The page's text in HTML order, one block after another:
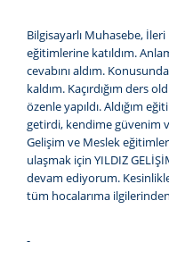
Bilgisayarlı Muhasebe, İleri
eğitimlerine katıldım.
cevabını aldım.
kaldım. Kaçırdığım ders
özenle yapıldı. Aldığım
getirdi, kendime güvenim
Gelişim ve Meslek
ulaşmak için YILDIZ
devam ediyorum.
tüm hocalarıma
-